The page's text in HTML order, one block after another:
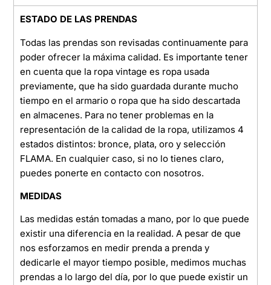
ESTADO DE LAS PRENDAS
Todas las prendas son revisadas continuamente para
poder ofrecer la máxima calidad. Es importante tener
en cuenta que la ropa vintage es ropa usada
previamente, que ha sido guardada durante mucho
tiempo en el armario o ropa que ha sido descartada
en almacenes. Para no tener problemas en la
representación de la calidad de la ropa, utilizamos 4
estados distintos: bronce, plata, oro y selección
FLAMA. En cualquier caso, si no lo tienes claro,
puedes ponerte en contacto con nosotros.
MEDIDAS
Las medidas están tomadas a mano, por lo que puede
existir una diferencia en la realidad. A pesar de que
nos esforzamos en medir prenda a prenda y
dedicarle el mayor tiempo posible, medimos muchas
prendas a lo largo del día, por lo que puede existir un